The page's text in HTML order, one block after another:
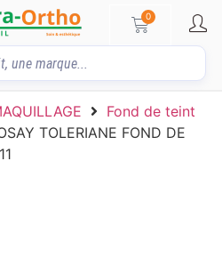
0
Fond de teint
TOLERIANE FOND DE